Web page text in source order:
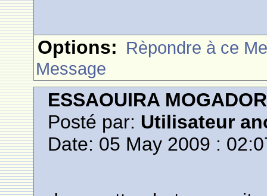
Options: Rèpondre à ce
Message
ESSAOUIRA MOGADOR
Posté par: Utilisateur
Date: 05 May 2009 :